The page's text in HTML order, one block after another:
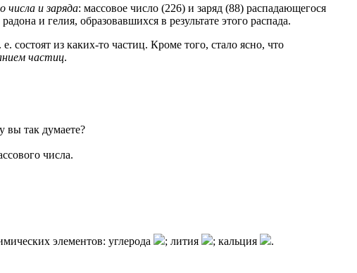
числа и заряда: массовое число (226) и заряд (88) распадающегося
и гелия, образовавшихся в результате этого распада.
е. состоят из каких-то частиц. Кроме того, стало ясно, что
частиц.
вы так думаете?
числа.
элементов: углерода ; лития ; кальция
.